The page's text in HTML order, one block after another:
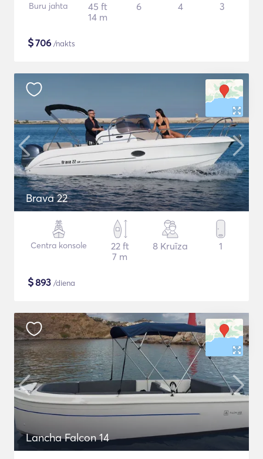
Buru jahta
45 ft
14 m
6 4 3
$706 /nakts
Brava 22
Centra konsole
22 ft
7 m
8 Kruīza 1
$893 /diena
Lancha Falcon 14